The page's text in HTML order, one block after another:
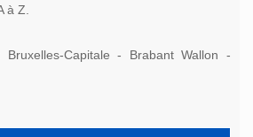
à Z.
Bruxelles-Capitale - Brabant Wallon -